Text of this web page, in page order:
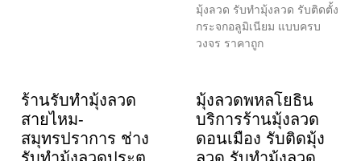
มุ้งลวด รับทำมุ้งลวด รับติดตั้ง
กระจกอลูมิเนียม แบบครบ
วงจร ราคาถูก
ร้านรับทำมุ้งลวด
สายไหม-
สมุทรปราการ ช่าง
มุ้งลวดพหลโยธิน
บริการร้านมุ้งลวด
ดอนเมือง รับติดมุ้ง